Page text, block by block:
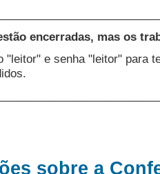
encerradas, mas os
"leitor" e senha "leitor" para
sobre a